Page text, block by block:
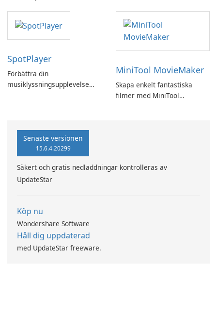
SpotPlayer
Förbättra din
musiklyssningsupplevelse
MiniTool MovieMaker
Skapa enkelt fantastiska
filmer med MiniTool
Senaste versionen
15.6.4.20299
Säkert och gratis nedladdningar kontrolleras av
UpdateStar
Köp nu
Wondershare Software
Håll dig uppdaterad
med UpdateStar freeware.